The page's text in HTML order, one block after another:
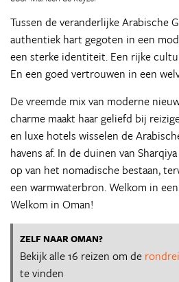
Tussen de veranderlijke Arabische
authentiek hart gegoten in een
een sterke identiteit. Een rijke
En een goed vertrouwen in een
De vreemde mix van moderne
charme maakt haar geliefd bij
en luxe hotels wisselen de
havens af. In de duinen van
op van het nomadische bestaan,
een warmwaterbron. Welkom in
Welkom in Oman!
ZELF NAAR OMAN?
Bekijk alle 16 reizen om de
te vinden